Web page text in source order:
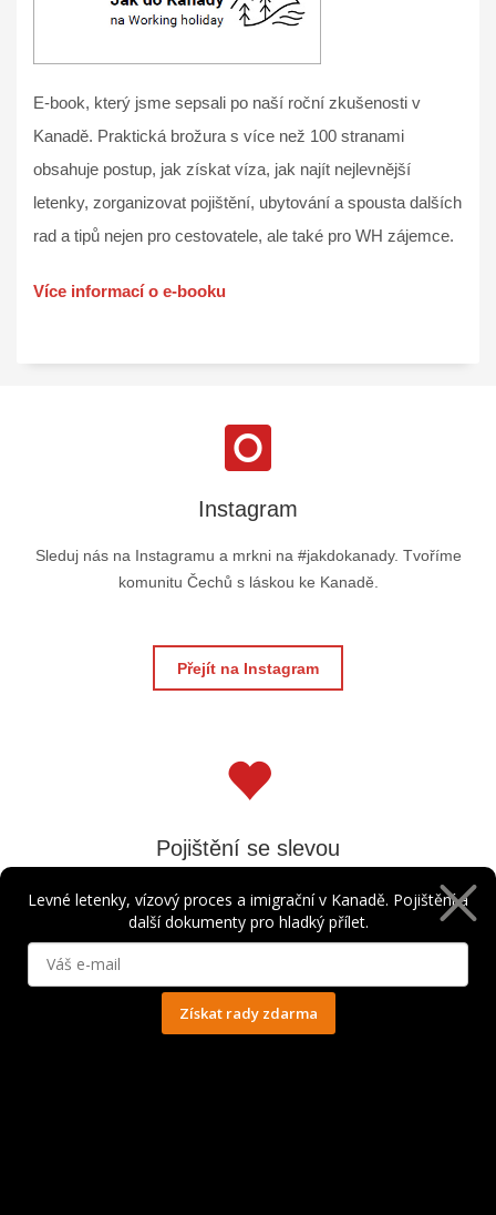
E-book, který jsme sepsali po naší roční zkušenosti v
Kanadě. Praktická brožura s více než 100 stranami
obsahuje postup, jak získat víza, jak najít nejlevnější
letenky, zorganizovat pojištění, ubytování a spousta dalších
rad a tipů nejen pro cestovatele, ale také pro WH zájemce.
Více informací o e-booku
Instagram
Sleduj nás na Instagramu a mrkni na #jakdokanady. Tvoříme
komunitu Čechů s láskou ke Kanadě.
Přejít na Instagram
Pojištění se slevou
Výhodné pojištění s bezpečnými léčebnými limity i úrazovým
pojištěním. Získejte slevu až 50%.
Sleva na pojištění
Levné letenky, vízový proces a imigrační v Kanadě. Pojištění a
další dokumenty pro hladký přílet.
Získat rady zdarma